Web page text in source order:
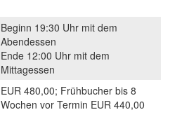
Beginn 19:30 Uhr mit dem
Abendessen
Ende 12:00 Uhr mit dem
Mittagessen
EUR 480,00; Frühbucher bis 8
Wochen vor Termin EUR 440,00